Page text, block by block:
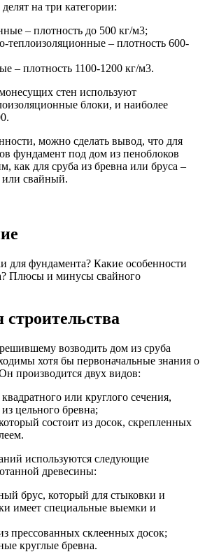
на три категории:
– плотность до 500 кг/м3;
теплоизоляционные – плотность 600-
– плотность 1100-1200 кг/м3.
стен используют
блоки, и наиболее
можно сделать вывод, что для
фундамент под дом из пеноблоков
как для сруба из бревна или бруса –
свайный.
для фундамента? Какие особенности
Плюсы и минусы свайного
возводить дом из сруба
хотя бы первоначальные знания о
производится двух видов:
или круглого сечения,
цельного бревна;
состоит из досок, скрепленных
используются следующие
древесины:
брус, который для стыковки и
имеет специальные выемки и
прессованных склеенных досок;
круглые бревна.